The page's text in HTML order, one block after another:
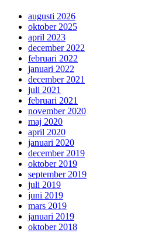
augusti 2026
oktober 2025
april 2023
december 2022
februari 2022
januari 2022
december 2021
juli 2021
februari 2021
november 2020
maj 2020
april 2020
januari 2020
december 2019
oktober 2019
september 2019
juli 2019
juni 2019
mars 2019
januari 2019
oktober 2018